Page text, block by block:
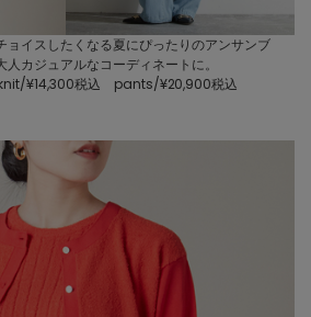
ョイスしたくなる夏にぴったりのアンサンブ
カジュアルなコーディネートに。
¥14,300税込 pants/¥20,900税込